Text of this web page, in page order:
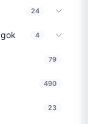
24
4
79
490
23